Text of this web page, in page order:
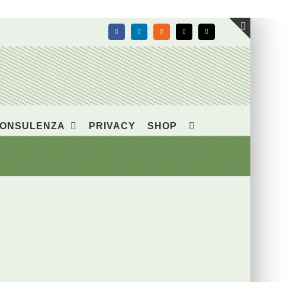
FacebookLinkedIn Rss X Email
PRIVACY SHOP
Toggle
area
barra
scorrevole